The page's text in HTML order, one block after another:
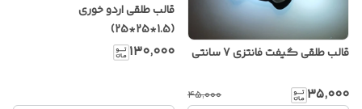
قالب طلقی گیفت فانتزی 7 سانتی
۳۵٬۰۰۰ ۴۵٬۰۰۰
قالب طلقی اردو خوری
(1.5*25*25)
۱۳۰٬۰۰۰